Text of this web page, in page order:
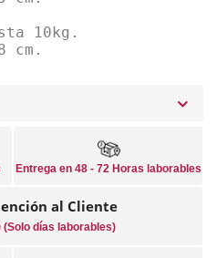
10kg.
cm.
Entrega en 48 - 72 Horas laborables
al Cliente
(Solo días laborables)